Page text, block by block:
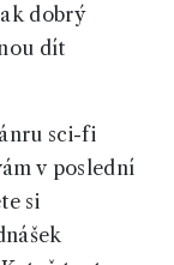
dobrý
dít
sci-fi
v poslední
si